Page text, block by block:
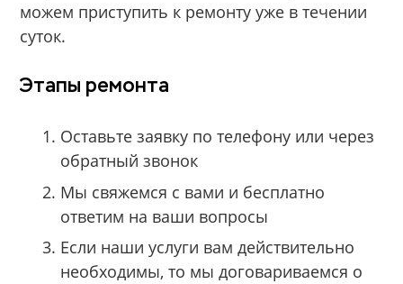
можем приступить к ремонту уже в течении
суток.
Этапы ремонта
Оставьте заявку по телефону или через
обратный звонок
Мы свяжемся с вами и бесплатно
ответим на ваши вопросы
Если наши услуги вам действительно
необходимы, то мы договариваемся о